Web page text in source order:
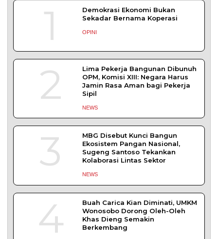
1
Demokrasi Ekonomi Bukan
Sekadar Bernama Koperasi
OPINI
2
Lima Pekerja Bangunan Dibunuh
OPM, Komisi XIII: Negara Harus
Jamin Rasa Aman bagi Pekerja
Sipil
NEWS
3
MBG Disebut Kunci Bangun
Ekosistem Pangan Nasional,
Sugeng Santoso Tekankan
Kolaborasi Lintas Sektor
NEWS
4
Buah Carica Kian Diminati, UMKM
Wonosobo Dorong Oleh-Oleh
Khas Dieng Semakin
Berkembang